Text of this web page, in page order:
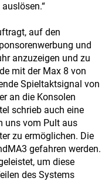
auf den
und
anzuzeigen und zu
mit der Max 8 von
Spieltaktsignal von
an die Konsolen
schrieb auch eine
uns vom Pult aus
zu ermöglichen. Die
gefahren werden.
um diese
des Systems